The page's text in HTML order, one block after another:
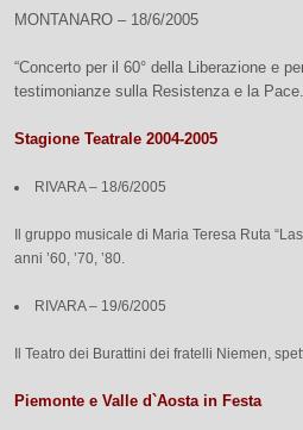
MONTANARO – 18/6/2005
“Concerto per il 60° della Liberazione e
testimonianze sulla Resistenza e la Pace.
Stagione Teatrale 2004-2005
RIVARA – 18/6/2005
Il gruppo musicale di Maria Teresa Ruta
anni ’60, ’70, ’80.
RIVARA – 19/6/2005
Il Teatro dei Burattini dei fratelli Niemen,
Piemonte e Valle d`Aosta in Festa